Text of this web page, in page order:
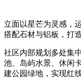
立面以星芒为灵感，
搭配石材与铝板，打
社区内部规划多处集中
池、岛屿水景、休闲
建公园绿地，实现红